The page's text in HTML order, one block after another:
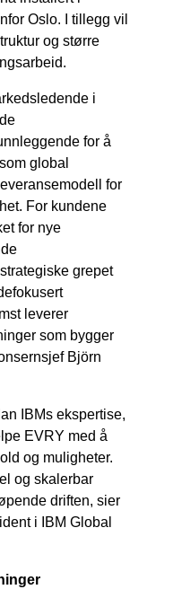
Oslo. I tillegg vil
og større
i
for å
global
for
For kundene
for nye
grepet
leverer
som bygger
Björn
IBMs ekspertise,
EVRY med å
og muligheter.
og skalerbar
driften, sier
i IBM Global